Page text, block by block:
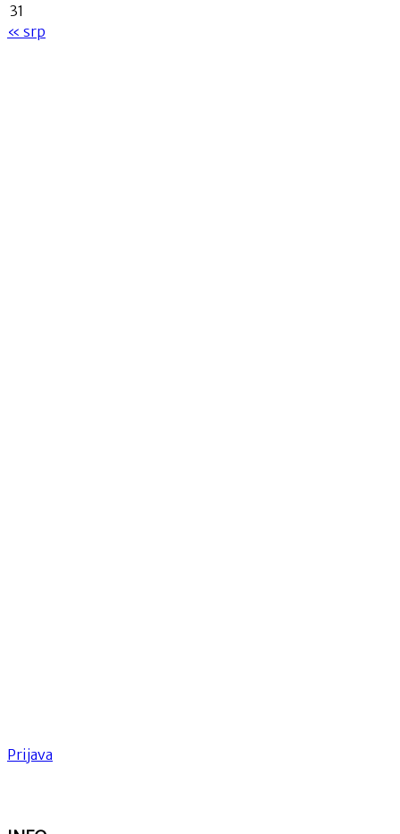
31
« srp
Prijava